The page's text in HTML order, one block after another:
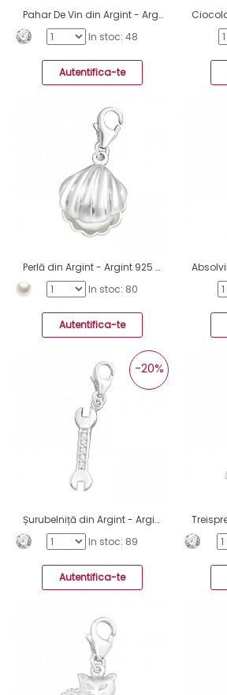
Pahar De Vin din Argint - Argint 925 Amulete cu sistem de închidere A4S11372
In stoc: 48
Autentifica-te
Perlă din Argint - Argint 925 Amulete cu sistem de închidere A4S7315
In stoc: 80
Autentifica-te
Șurubelniță din Argint - Argint 925 Amulete cu sistem de închidere A4S5690
-20%
In stoc: 89
Autentifica-te